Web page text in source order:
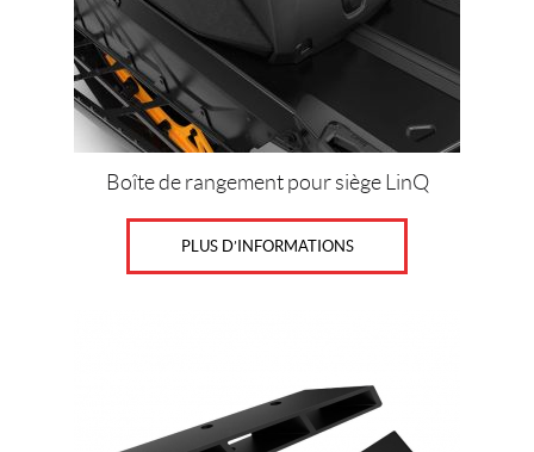
Boîte de rangement pour siège LinQ
PLUS D’INFORMATIONS